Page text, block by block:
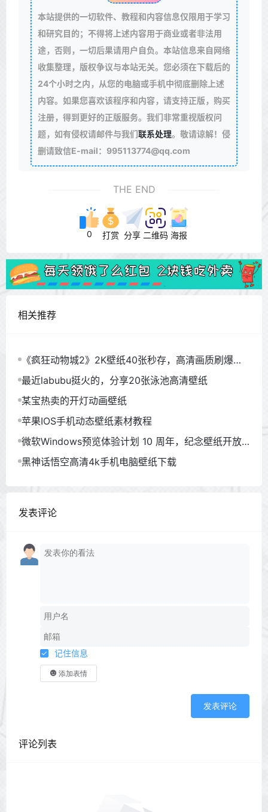
本站提供的一切软件、教程和内容信息仅限用于学习
和研究目的；不得将上述内容用于商业或者非法用
途，否则，一切后果请用户自负。本站信息来自网络
收集整理，版权争议与本站无关。您必须在下载后的
24个小时之内，从您的电脑或手机中彻底删除上述
内容。如果您喜欢该程序和内容，请支持正版，购买
注册，得到更好的正版服务。我们非常重视版权问
题，如有侵权请邮件与我们联系处理。敬请谅解！侵
删请致信E-mail：995113774@qq.com
THE END
0 打赏 分享 二维码 海报
相关推荐
《疯狂动物城2》2K壁纸40张秒存，高清画质刷爆朋
友圈
最近labubu挺火的，分享20张泳池高清壁纸
某宝热卖的开灯动画壁纸
苹果IOS手机动态壁纸素材教程
微软Windows预览体验计划 10 周年，纪念壁纸开放
下载
黑神话悟空高清4k手机电脑壁纸下载
发表评论
记住信息
添加表情
发表评论
评论列表